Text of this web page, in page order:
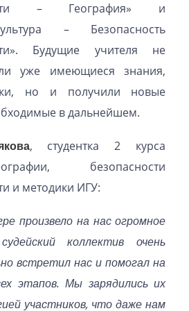
– География» и
– Безопасность
Будущие учителя не
уже имеющиеся знания,
но и получили новые
в дальнейшем.
, студентка 2 курса
безопасности
и методики ИГУ:
произвело на нас огромное
коллектив очень
встретил нас и помогал на
этапов. Мы зарядились их
участников, что даже нам